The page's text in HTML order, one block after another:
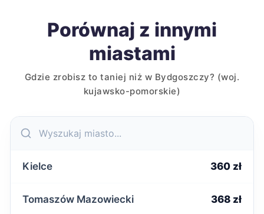
Porównaj z innymi
miastami
Gdzie zrobisz to taniej niż w Bydgoszczy? (woj.
kujawsko-pomorskie)
Kielce 360 zł
Tomaszów Mazowiecki 368 zł